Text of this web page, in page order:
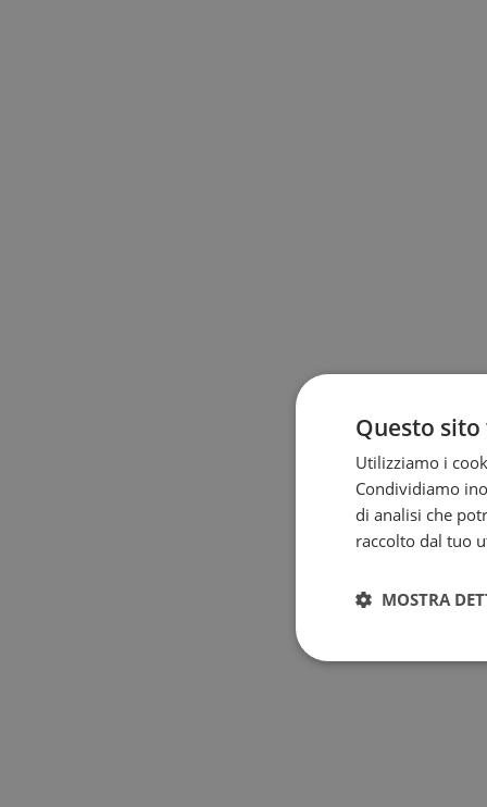
Questo
Utilizziamo i
Condividiamo
di analisi che
raccolto dal tuo
MOSTRA